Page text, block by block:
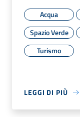
Acqua
Spazio Verde
Turismo
LEGGI DI PIÙ